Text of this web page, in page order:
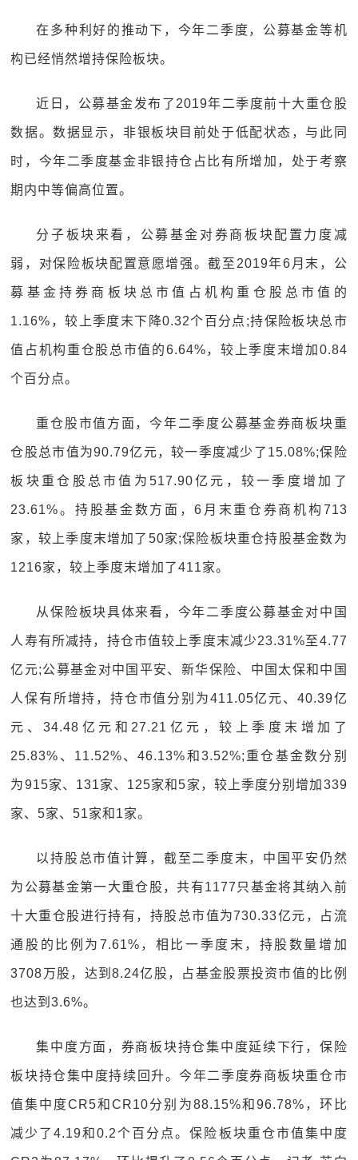
在多种利好的推动下，今年二季度，公募基金等机
构已经悄然增持保险板块。
近日，公募基金发布了2019年二季度前十大重仓股
数据。数据显示，非银板块目前处于低配状态，与此同
时，今年二季度基金非银持仓占比有所增加，处于考察
期内中等偏高位置。
分子板块来看，公募基金对券商板块配置力度减
弱，对保险板块配置意愿增强。截至2019年6月末，公
募基金持券商板块总市值占机构重仓股总市值的
1.16%，较上季度末下降0.32个百分点;持保险板块总市
值占机构重仓股总市值的6.64%，较上季度末增加0.84
个百分点。
重仓股市值方面，今年二季度公募基金券商板块重
仓股总市值为90.79亿元，较一季度减少了15.08%;保险
板块重仓股总市值为517.90亿元，较一季度增加了
23.61%。持股基金数方面，6月末重仓券商机构713
家，较上季度末增加了50家;保险板块重仓持股基金数为
1216家，较上季度末增加了411家。
从保险板块具体来看，今年二季度公募基金对中国
人寿有所减持，持仓市值较上季度末减少23.31%至4.77
亿元;公募基金对中国平安、新华保险、中国太保和中国
人保有所增持，持仓市值分别为411.05亿元、40.39亿
元、34.48亿元和27.21亿元，较上季度末增加了
25.83%、11.52%、46.13%和3.52%;重仓基金数分别
为915家、131家、125家和5家，较上季度分别增加339
家、5家、51家和1家。
以持股总市值计算，截至二季度末，中国平安仍然
为公募基金第一大重仓股，共有1177只基金将其纳入前
十大重仓股进行持有，持股总市值为730.33亿元，占流
通股的比例为7.61%，相比一季度末，持股数量增加
3708万股，达到8.24亿股，占基金股票投资市值的比例
也达到3.6%。
集中度方面，券商板块持仓集中度延续下行，保险
板块持仓集中度持续回升。今年二季度券商板块重仓市
值集中度CR5和CR10分别为88.15%和96.78%，环比
减少了4.19和0.2个百分点。保险板块重仓市值集中度